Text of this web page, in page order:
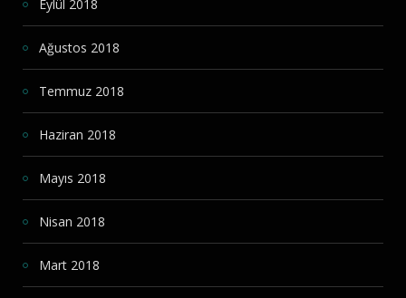
Eylül 2018
Ağustos 2018
Temmuz 2018
Haziran 2018
Mayıs 2018
Nisan 2018
Mart 2018